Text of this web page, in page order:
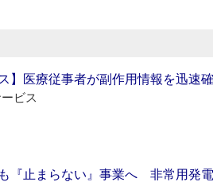
】医療従事者が副作用情報を迅速
ビス
も『止まらない』事業へ 非常用発